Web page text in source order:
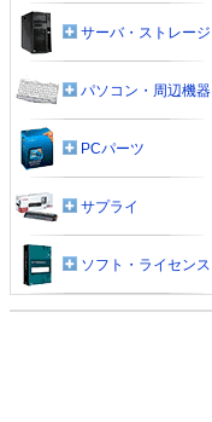
サーバ・ストレージ
パソコン・周辺機器
PCパーツ
サプライ
ソフト・ライセンス